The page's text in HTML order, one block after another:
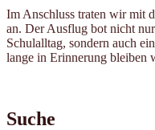
Im Anschluss traten wir mit
an. Der Ausflug bot nicht
Schulalltag, sondern auch
lange in Erinnerung bleiben
Suche